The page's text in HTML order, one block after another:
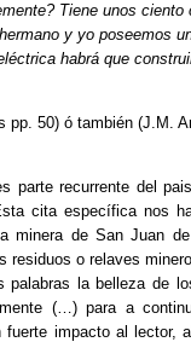
Tiene unos
y yo poseemos
habrá que
pp. 50) ó también (J.M.
parte recurrente del
cita específica nos
minera de San Juan
residuos o relaves
palabras la belleza de
(…) para a
fuerte impacto al lector,